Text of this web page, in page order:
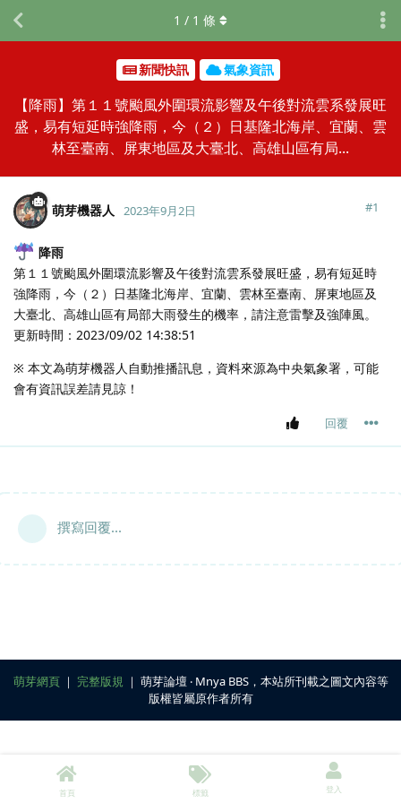
新聞快訊 氣象資訊
【降雨】第１１號颱風外圍環流影響及午後對流雲系發展旺
盛，易有短延時強降雨，今（２）日基隆北海岸、宜蘭、雲
林至臺南、屏東地區及大臺北、高雄山區有局...
1 / 1 條
萌芽機器人 2023年9月2日 #1
降雨
第１１號颱風外圍環流影響及午後對流雲系發展旺盛，易有短延時
強降雨，今（２）日基隆北海岸、宜蘭、雲林至臺南、屏東地區及
大臺北、高雄山區有局部大雨發生的機率，請注意雷擊及強陣風。
更新時間：2023/09/02 14:38:51
※ 本文為萌芽機器人自動推播訊息，資料來源為中央氣象署，可能
會有資訊誤差請見諒！
回覆
撰寫回覆...
萌芽網頁｜ 完整版規 ｜ 萌芽論壇 ‧ Mnya BBS，本站所刊載之圖文內容等
版權皆屬原作者所有
首頁 標籤 登入